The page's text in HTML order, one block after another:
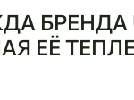
БРЕНДА
ЕЁ